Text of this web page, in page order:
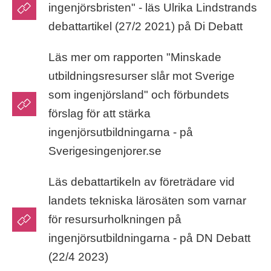
ingenjörsbristen" - läs Ulrika Lindstrands
debattartikel (27/2 2021) på Di Debatt
Läs mer om rapporten "Minskade
utbildningsresurser slår mot Sverige
som ingenjörsland" och förbundets
förslag för att stärka
ingenjörsutbildningarna - på
Sverigesingenjorer.se
Läs debattartikeln av företrädare vid
landets tekniska lärosäten som varnar
för resursurholkningen på
ingenjörsutbildningarna - på DN Debatt
(22/4 2023)